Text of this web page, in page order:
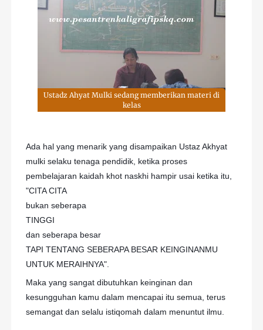
Ustadz Ahyat Mulki sedang memberikan materi di
kelas
Ada hal yang menarik yang disampaikan Ustaz Akhyat
mulki selaku tenaga pendidik, ketika proses
pembelajaran kaidah khot naskhi hampir usai ketika itu,
"CITA CITA
bukan seberapa
TINGGI
dan seberapa besar
TAPI TENTANG SEBERAPA BESAR KEINGINANMU
UNTUK MERAIHNYA".
Maka yang sangat dibutuhkan keinginan dan
kesungguhan kamu dalam mencapai itu semua, terus
semangat dan selalu istiqomah dalam menuntut ilmu.